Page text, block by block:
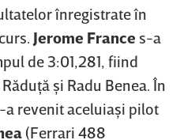
înregistrate în
Jerome France s-a
de 3:01,281, fiind
şi Radu Benea. În
a revenit aceluiaşi pilot
(Ferrari 488